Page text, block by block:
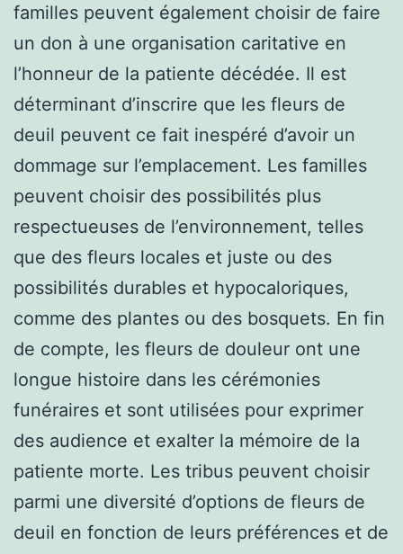
familles peuvent également choisir de faire
un don à une organisation caritative en
l’honneur de la patiente décédée. Il est
déterminant d’inscrire que les fleurs de
deuil peuvent ce fait inespéré d’avoir un
dommage sur l’emplacement. Les familles
peuvent choisir des possibilités plus
respectueuses de l’environnement, telles
que des fleurs locales et juste ou des
possibilités durables et hypocaloriques,
comme des plantes ou des bosquets. En fin
de compte, les fleurs de douleur ont une
longue histoire dans les cérémonies
funéraires et sont utilisées pour exprimer
des audience et exalter la mémoire de la
patiente morte. Les tribus peuvent choisir
parmi une diversité d’options de fleurs de
deuil en fonction de leurs préférences et de